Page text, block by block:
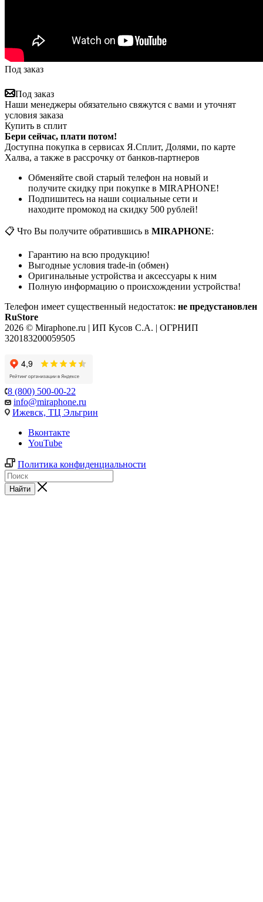
Под заказ
Под заказ
Наши менеджеры обязательно свяжутся с вами и уточнят
условия заказа
Купить в сплит
Бери сейчас, плати потом!
Доступна покупка в сервисах Я.Сплит, Долями, по карте
Халва, а также в рассрочку от банков-партнеров
Обменяйте свой старый телефон на новый и
получите скидку при покупке в MIRAPHONE!
Подпишитесь на наши социальные сети и
находите промокод на скидку 500 рублей!
📋 Что Вы получите обратившись в MIRAPHONE:
Гарантию на всю продукцию!
Выгодные условия trade-in (обмен)
Оригинальные устройства и аксессуары к ним
Полную информацию о происхождении устройства!
Телефон имеет существенный недостаток: не предустановлен
RuStore
2026 © Miraphone.ru | ИП Кусов С.А. | ОГРНИП
320183200059505
8 (800) 500-00-22
info@miraphone.ru
Ижевск, ТЦ Эльгрин
Вконтакте
YouTube
Политика конфиденциальности
Найти